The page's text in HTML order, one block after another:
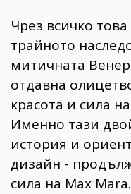
Чрез всичко
трайното
митичната
отдавна
красота и сила
Именно тази
история и
дизайн -
сила на Max Mara.